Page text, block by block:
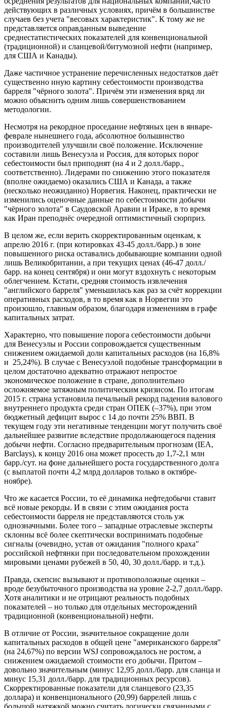
действующих в различных условиях, причём в большинстве
случаев без учета "весовых характеристик". К тому же не
представляется оправданным выведение
среднестатистических показателей для конвенциональной
(традиционной) и сланцевой/битумозной нефти (например,
для США и Канады).
Даже частичное устранение перечисленных недостатков даёт
существенно иную картину себестоимости производства
барреля "чёрного золота". Причём эти изменения вряд ли
можно объяснить одним лишь совершенствованием
методологии.
Несмотря на рекордное проседание нефтяных цен в январе-
феврале нынешнего года, абсолютное большинство
производителей улучшили своё положение. Исключение
составили лишь Венесуэла и Россия, для которых порог
себестоимости был приподнят (на 4 и 2 долл./барр.,
соответственно). Лидерами по снижению этого показателя
(вполне ожидаемо) оказались США и Канада, а также
(несколько неожиданно) Норвегия. Наконец, практически не
изменились оценочные данные по себестоимости добычи
"чёрного золота" в Саудовской Аравии и Ираке, в то время
как Иран преподнёс очередной оптимистичный сюрприз.
В целом же, если верить скорректированным оценкам, к
апрелю 2016 г. (при котировках 43-45 долл./барр.) в зоне
повышенного риска оставались добывающие компании одной
лишь Великобритании, а при текущих ценах (46-47 долл./
барр. на конец сентября) и они могут вздохнуть с некоторым
облегчением. Кстати, средняя стоимость извлечения
"английского барреля" уменьшилась как раз за счёт коррекции
оперативных расходов, в то время как в Норвегии это
произошло, главным образом, благодаря изменениям в графе
капитальных затрат.
Характерно, что повышение порога себестоимости добычи
для Венесуэлы и России сопровождается существенным
снижением ожидаемой доли капитальных расходов (на 16,8%
и 25,24%). В случае с Венесуэлой подобные трансформации в
целом достаточно адекватно отражают непростое
экономическое положение в стране, дополнительно
осложняемое затяжным политическим кризисом. По итогам
2015 г. страна установила печальный рекорд падения валового
внутреннего продукта среди стран ОПЕК (–37%), при этом
бюджетный дефицит вырос с 14 до почти 25% ВВП. В
текущем году эти негативные тенденции могут получить своё
дальнейшее развитие вследствие продолжающегося падения
добычи нефти. Согласно предварительным прогнозам (IEA,
Barclays), к концу 2016 она может просесть до 1,7-2,1 млн
барр./сут. на фоне дальнейшего роста государственного долга
(с выплатой почти 4,2 млрд долларов только в октябре-
ноябре).
Что же касается России, то её динамика нефтедобычи ставит
всё новые рекорды. И в связи с этим ожидания роста
себестоимости барреля не представляются столь уж
однозначными. Более того – западные отраслевые эксперты
склонны всё более скептически воспринимать подобные
сигналы (очевидно, устав от ожидания "полного краха"
российской нефтянки при последовательном прохождении
мировыми ценами рубежей в 50, 40, 30 долл./барр. и т.д.).
Правда, скепсис вызывают и противоположные оценки –
вроде безубыточного производства на уровне 2-2,7 долл./барр.
Хотя аналитики и не отрицают реальность подобных
показателей – но только для отдельных месторождений
традиционной (конвенциональной) нефти.
В отличие от России, значительное сокращение доли
капитальных расходов в общей цене "американского барреля"
(на 24,67%) по версии WSJ сопровождалось не ростом, а
снижением ожидаемой стоимости его добычи. Притом –
довольно значительным (минус 12,95 долл./барр. для сланца и
минус 15,31 долл./барр. для традиционных ресурсов).
Скорректированные показатели для сланцевого (23,35
доллара) и конвенционального (20,99) баррелей лишь с
большой натяжкой можно считать логически связанными с